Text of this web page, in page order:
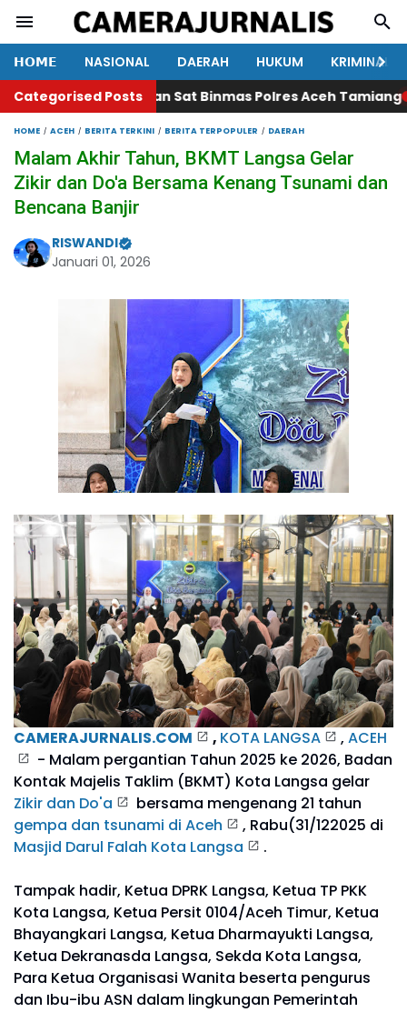
𝗛𝗢𝗠𝗘 NASIONAL DAERAH HUKUM
KRIMINAL
Categorised Posts
Pembinaan Sat Binmas Polres Aceh Tamiang Pimpin
HOME ACEH BERITA TERKINI BERITA TERPOPULER DAERAH
Malam Akhir Tahun, BKMT Langsa Gelar
Zikir dan Do'a Bersama Kenang Tsunami dan
Bencana Banjir
RISWANDI
Januari 01, 2026
CAMERAJURNALIS.COM , KOTA LANGSA , ACEH
- Malam pergantian Tahun 2025 ke 2026, Badan
Kontak Majelis Taklim (BKMT) Kota Langsa gelar
Zikir dan Do'a
bersama mengenang 21 tahun
gempa dan tsunami di Aceh
, Rabu(31/122025 di
Masjid Darul Falah Kota Langsa
.
Tampak hadir, Ketua DPRK Langsa, Ketua TP PKK
Kota Langsa, Ketua Persit 0104/Aceh Timur, Ketua
Bhayangkari Langsa, Ketua Dharmayukti Langsa,
Ketua Dekranasda Langsa, Sekda Kota Langsa,
Para Ketua Organisasi Wanita beserta pengurus
dan Ibu-ibu ASN dalam lingkungan Pemerintah